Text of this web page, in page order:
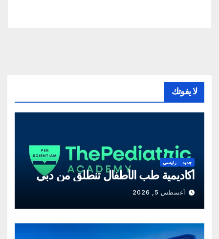
لا يفوتك
جديد رئيسي
أكاديمية طب الأطفال تنطلق من دبي
أغسطس 5, 2026